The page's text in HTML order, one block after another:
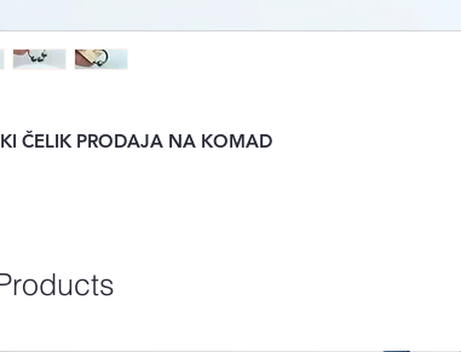
ČELIK PRODAJA NA KOMAD